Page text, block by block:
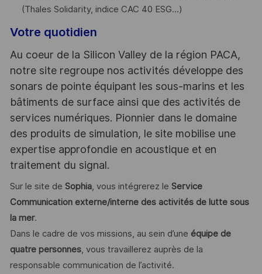
(Thales Solidarity, indice CAC 40 ESG…)
Votre quotidien
Au coeur de la Silicon Valley de la région PACA,
notre site regroupe nos activités développe des
sonars de pointe équipant les sous-marins et les
bâtiments de surface ainsi que des activités de
services numériques. Pionnier dans le domaine
des produits de simulation, le site mobilise une
expertise approfondie en acoustique et en
traitement du signal.
Sur le site de Sophia, vous intégrerez le Service
Communication externe/interne des activités de lutte sous
la mer.
Dans le cadre de vos missions, au sein d’une équipe de
quatre personnes, vous travaillerez auprès de la
responsable communication de l’activité.